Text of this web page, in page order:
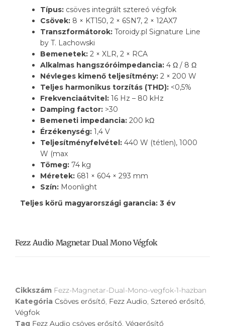
Típus: csöves integrált sztereó végfok
Csövek: 8 × KT150, 2 × 6SN7, 2 × 12AX7
Transzformátorok: Toroidy.pl Signature Line
by T. Lachowski
Bemenetek: 2 × XLR, 2 × RCA
Alkalmas hangszóróimpedancia: 4 Ω / 8 Ω
Névleges kimenő teljesítmény: 2 × 200 W
Teljes harmonikus torzítás (THD): <0,5%
Frekvenciaátvitel: 16 Hz – 80 kHz
Damping factor: >30
Bemeneti impedancia: 200 kΩ
Érzékenység: 1,4 V
Teljesítményfelvétel: 440 W (tétlen), 1000
W (max
Tömeg: 74 kg
Méretek: 681 × 604 × 293 mm
Szín: Moonlight
Teljes körű magyarországi garancia: 3 év
Fezz Audio Magnetar Dual Mono Végfok
Cikkszám Fezz-Magnetar-Dual-Mono-vegfok-1-hazban
Kategória Csöves erősítő, Fezz Audio, Sztereó erősítő,
Végfok
Tag Fezz Audio csöves erősítő, Végerősítő